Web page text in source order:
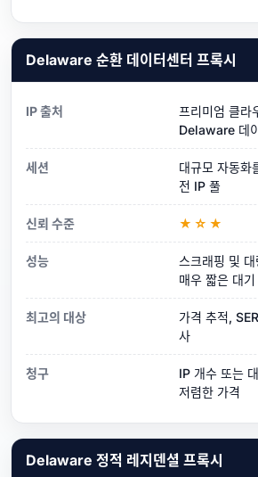
Delaware 순환 데이터센터 프록시
IP 출처
프리미엄 클라
Delaware 데
세션
대규모 자동화
전 IP 풀
신뢰 수준 ★☆★
성능
스크래핑 및
매우 짧은 대
최고의 대상
가격 추적,
사
청구
IP 개수 또는
저렴한 가격
Delaware 정적 레지덴셜 프록시